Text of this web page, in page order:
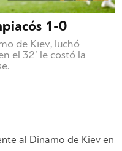
1-0
de Kiev, luchó
el 32’ le costó la
al Dinamo de Kiev en